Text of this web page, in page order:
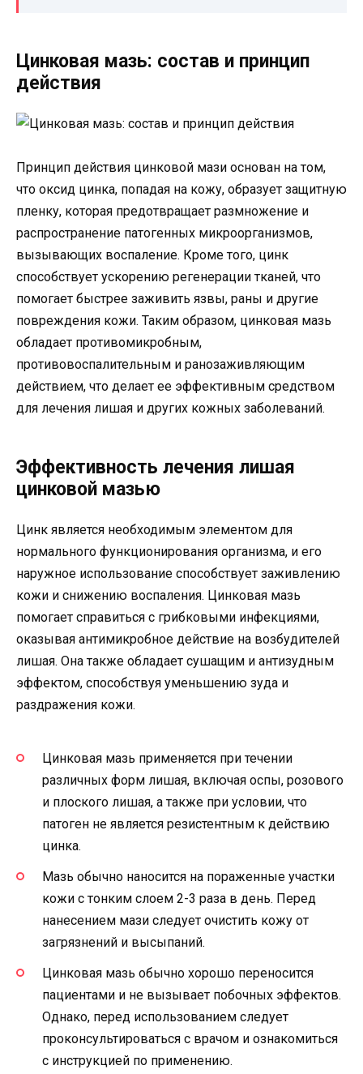
Цинковая мазь: состав и принцип
действия
Принцип действия цинковой мази основан на том,
что оксид цинка, попадая на кожу, образует защитную
пленку, которая предотвращает размножение и
распространение патогенных микроорганизмов,
вызывающих воспаление. Кроме того, цинк
способствует ускорению регенерации тканей, что
помогает быстрее заживить язвы, раны и другие
повреждения кожи. Таким образом, цинковая мазь
обладает противомикробным,
противовоспалительным и ранозаживляющим
действием, что делает ее эффективным средством
для лечения лишая и других кожных заболеваний.
Эффективность лечения лишая
цинковой мазью
Цинк является необходимым элементом для
нормального функционирования организма, и его
наружное использование способствует заживлению
кожи и снижению воспаления. Цинковая мазь
помогает справиться с грибковыми инфекциями,
оказывая антимикробное действие на возбудителей
лишая. Она также обладает сушащим и антизудным
эффектом, способствуя уменьшению зуда и
раздражения кожи.
Цинковая мазь применяется при течении
различных форм лишая, включая оспы, розового
и плоского лишая, а также при условии, что
патоген не является резистентным к действию
цинка.
Мазь обычно наносится на пораженные участки
кожи с тонким слоем 2-3 раза в день. Перед
нанесением мази следует очистить кожу от
загрязнений и высыпаний.
Цинковая мазь обычно хорошо переносится
пациентами и не вызывает побочных эффектов.
Однако, перед использованием следует
проконсультироваться с врачом и ознакомиться
с инструкцией по применению.